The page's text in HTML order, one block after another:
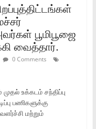
பூமிபூஜை
வைத்தார்‌.
0 Comments
உக்கடம்‌ சந்திப்பு
பணிகளுக்கு
மற்றும்‌